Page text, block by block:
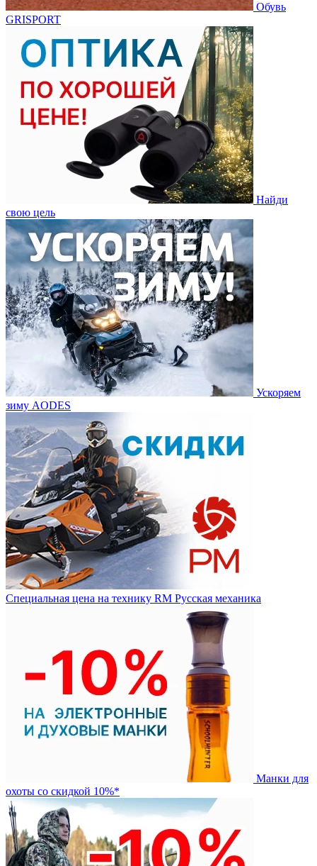
Обувь
GRISPORT
Найди
свою цель
Ускоряем
зиму AODES
Специальная цена на технику RM Русская механика
Манки для
охоты со скидкой 10%*